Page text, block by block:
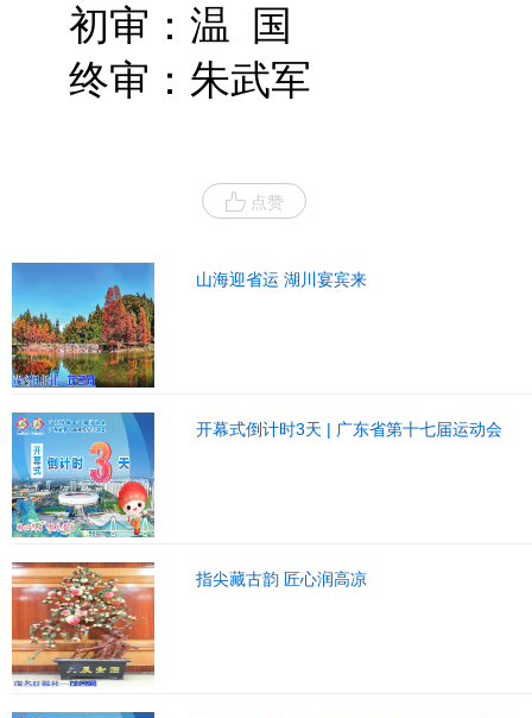
初审：温 国
终审：朱武军
点赞
山海迎省运 湖川宴宾来
开幕式倒计时3天 | 广东省第十七届运动会
指尖藏古韵 匠心润高凉